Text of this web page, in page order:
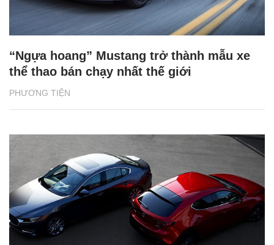
PHƯƠNG TIỆN
“Ngựa hoang” Mustang trở thành mẫu xe
thể thao bán chạy nhất thế giới